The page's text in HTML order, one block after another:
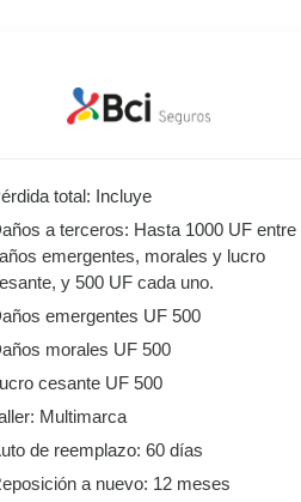
total: Incluye
a terceros: Hasta 1000 UF entre
emergentes, morales y lucro
y 500 UF cada uno.
emergentes UF 500
morales UF 500
cesante UF 500
Multimarca
de reemplazo: 60 días
a nuevo: 12 meses